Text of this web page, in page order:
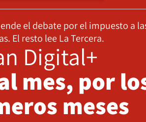
el debate por el impuesto a
El resto lee La Tercera.
Digital+
mes, por
meses